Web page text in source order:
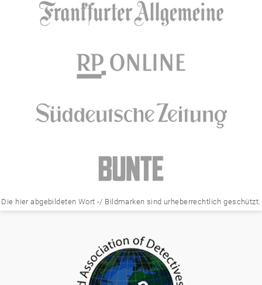
Die hier abgebildeten Wort -/ Bildmarken sind urheberrechtlich geschützt.